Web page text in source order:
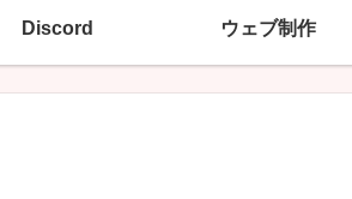
Discord ウェブ制作